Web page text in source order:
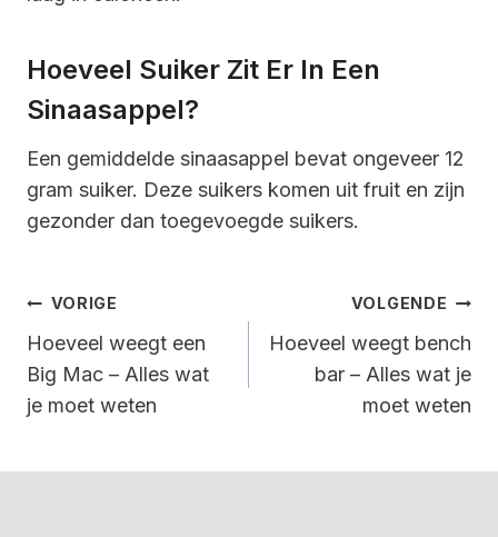
Hoeveel Suiker Zit Er In Een
Sinaasappel?
Een gemiddelde sinaasappel bevat ongeveer 12
gram suiker. Deze suikers komen uit fruit en zijn
gezonder dan toegevoegde suikers.
Bericht
Navigatie
VORIGE
Hoeveel weegt een
Big Mac – Alles wat
je moet weten
VOLGENDE
Hoeveel weegt bench
bar – Alles wat je
moet weten